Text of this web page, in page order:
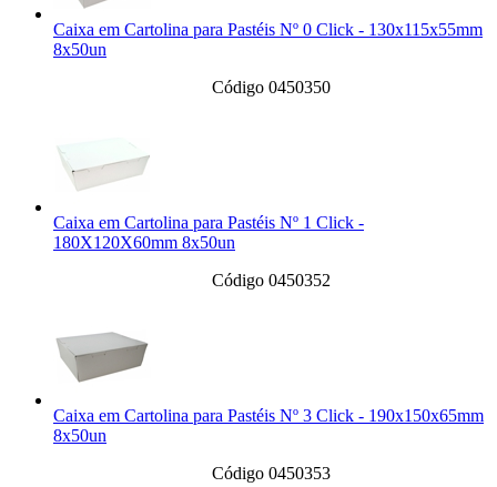
Caixa em Cartolina para Pastéis Nº 0 Click - 130x115x55mm
8x50un
Código 0450350
Caixa em Cartolina para Pastéis Nº 1 Click -
180X120X60mm 8x50un
Código 0450352
Caixa em Cartolina para Pastéis Nº 3 Click - 190x150x65mm
8x50un
Código 0450353